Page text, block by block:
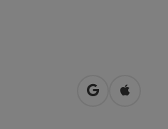
in Google
in